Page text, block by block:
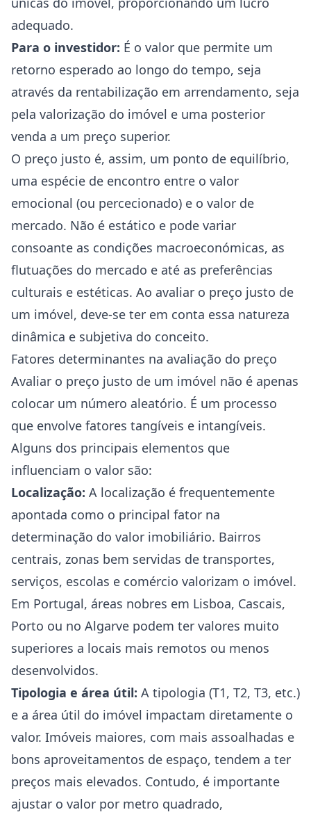
adequado.
Para o investidor: É o valor que permite um
retorno esperado ao longo do tempo, seja
através da rentabilização em arrendamento, seja
pela valorização do imóvel e uma posterior
venda a um preço superior.
O preço justo é, assim, um ponto de equilíbrio,
uma espécie de encontro entre o valor
emocional (ou percecionado) e o valor de
mercado. Não é estático e pode variar
consoante as condições macroeconómicas, as
flutuações do mercado e até as preferências
culturais e estéticas. Ao avaliar o preço justo de
um imóvel, deve-se ter em conta essa natureza
dinâmica e subjetiva do conceito.
Fatores determinantes na avaliação do preço
Avaliar o preço justo de um imóvel não é apenas
colocar um número aleatório. É um processo
que envolve fatores tangíveis e intangíveis.
Alguns dos principais elementos que
influenciam o valor são:
Localização: A localização é frequentemente
apontada como o principal fator na
determinação do valor imobiliário. Bairros
centrais, zonas bem servidas de transportes,
serviços, escolas e comércio valorizam o imóvel.
Em Portugal, áreas nobres em Lisboa, Cascais,
Porto ou no Algarve podem ter valores muito
superiores a locais mais remotos ou menos
desenvolvidos.
Tipologia e área útil: A tipologia (T1, T2, T3, etc.)
e a área útil do imóvel impactam diretamente o
valor. Imóveis maiores, com mais assoalhadas e
bons aproveitamentos de espaço, tendem a ter
preços mais elevados. Contudo, é importante
ajustar o valor por metro quadrado,